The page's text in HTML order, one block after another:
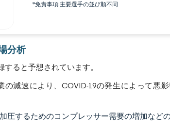
*免責事項:主要選手の並び順不同
分析
ると予想されています。
減速により、COVID-19の発生によって悪
圧するためのコンプレッサー需要の増加など